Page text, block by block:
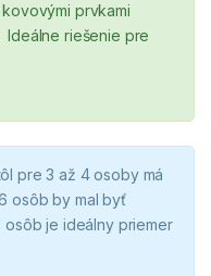
prvkami
riešenie pre
pre 3 až 4 osoby má
osôb by mal byť
osôb je ideálny priemer